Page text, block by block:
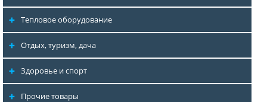
Тепловое оборудование
Отдых, туризм, дача
Здоровье и спорт
Прочие товары